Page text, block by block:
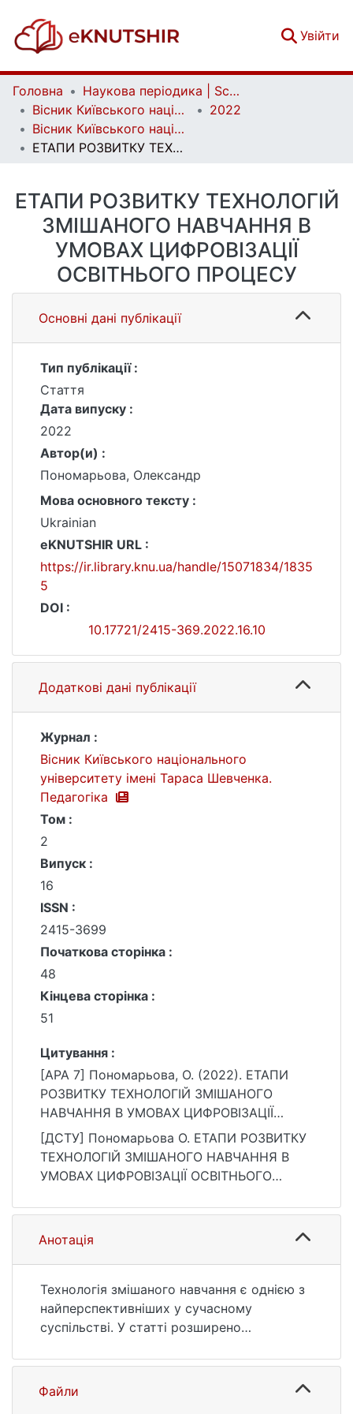
Увійти
Головна
Наукова періодика | Scientific periodicals
Вісник Київського національного університету імені Тараса Шевченка. Педагогіка | Bulletin of Taras Shevchenko National University of Kyiv. Pedagogy
2022
Вісник Київського національного університету імені Тараса Шевченка. Педагогіка. Вип. 2 (16)
ЕТАПИ РОЗВИТКУ ТЕХНОЛОГІЙ ЗМІШАНОГО НАВЧАННЯ В УМОВАХ ЦИФРОВІЗАЦІЇ ОСВІТНЬОГО ПРОЦЕСУ
ЕТАПИ РОЗВИТКУ ТЕХНОЛОГІЙ
ЗМІШАНОГО НАВЧАННЯ В
УМОВАХ ЦИФРОВІЗАЦІЇ
ОСВІТНЬОГО ПРОЦЕСУ
Основні дані публікації
Тип публікації :
Стаття
Дата випуску :
2022
Автор(и) :
Пономарьова, Олександр
Мова основного тексту :
Ukrainian
eKNUTSHIR URL :
https://ir.library.knu.ua/handle/15071834/1835
5
DOI :
10.17721/2415-369.2022.16.10
Додаткові дані публікації
Журнал :
Вісник Київського національного
університету імені Тараса Шевченка.
Педагогіка
Том :
2
Випуск :
16
ISSN :
2415-3699
Початкова сторінка :
48
Кінцева сторінка :
51
Цитування :
[APA 7] Пономарьова, О. (2022). ЕТАПИ
РОЗВИТКУ ТЕХНОЛОГІЙ ЗМІШАНОГО
НАВЧАННЯ В УМОВАХ ЦИФРОВІЗАЦІЇ
ОСВІТНЬОГО ПРОЦЕСУ. Вісник Київського
національного університету імені Тараса
Шевченка. Педагогіка, 2(16), 48–51.
[ДСТУ] Пономарьова О. ЕТАПИ РОЗВИТКУ
ТЕХНОЛОГІЙ ЗМІШАНОГО НАВЧАННЯ В
УМОВАХ ЦИФРОВІЗАЦІЇ ОСВІТНЬОГО
національного університету імені Тараса
Шевченка. Педагогіка. 2022. Т. 2, № 16. С.
48—51. DOI: 10.17721/2415-369.2022.16.10
Анотація
Технологія змішаного навчання є однією з
найперспективніших у сучасному
суспільстві. У статті розширено
його історію та етапи розвитку у світі. У
результаті аналізу генезису та історії
Файли